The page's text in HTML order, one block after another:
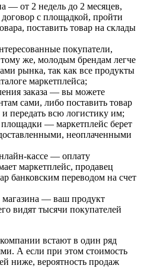
— от 2 недель до 2 месяцев,
с площадкой, пройти
поставить товар на склады
покупатели,
же, молодым брендам легче
рынка, так как все продукты
маркетплейса;
заказа — вы можете
сами, либо поставить товар
передать всю логистику им;
площадки — маркетплейс берет
неоплаченными
кассе — оплату
маркетплейс, продавец
банковским переводом на счет
магазина — ваш продукт
видят тысячи покупателей
встают в один ряд
А если при этом стоимость
ниже, вероятность продаж